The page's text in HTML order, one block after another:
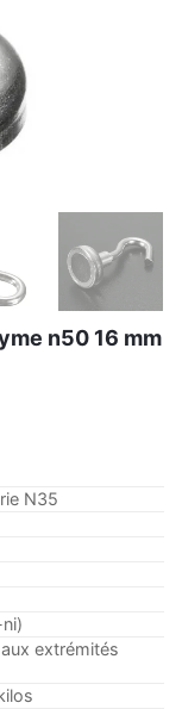
n50 16 mm
N35
extrémités